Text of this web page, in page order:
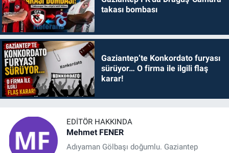
takası bombası
Gaziantep’te Konkordato furyası
sürüyor… O firma ile ilgili flaş
karar!
EDITÖR HAKKINDA
Mehmet FENER
Adıyaman Gölbaşı doğumlu. Gaziantep